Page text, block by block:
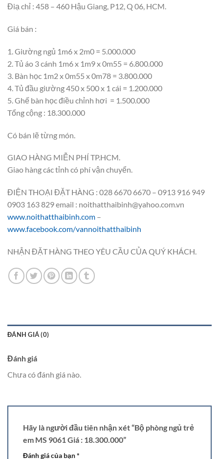
Điạ chỉ : 458 – 460 Hậu Giang, P12, Q 06, HCM.
Giá bán :
1. Giường ngủ 1m6 x 2m0 = 5.000.000
2. Tủ áo 3 cánh 1m6 x 1m9 x 0m55 = 6.800.000
3. Bàn học 1m2 x 0m55 x 0m78 = 3.800.000
4. Tủ đầu giường 450 x 500 x 1 cái = 1.200.000
5. Ghế bàn học điều chỉnh hơi = 1.500.000
Tổng cộng : 18.300.000
Có bán lẽ từng món.
GIAO HÀNG MIỄN PHÍ TP.HCM.
Giao hàng các tỉnh có phí vận chuyển.
ĐIỆN THOẠI ĐẶT HÀNG : 028 6670 6670 – 0913 916 949
0903 163 829 email : noithatthaibinh@yahoo.com.vn
www.noithatthaibinh.com –
www.facebook.com/vannoithatthaibinh
NHẬN ĐẶT HÀNG THEO YÊU CẦU CỦA QUÝ KHÁCH.
ĐÁNH GIÁ (0)
Đánh giá
Chưa có đánh giá nào.
Hãy là người đầu tiên nhận xét “Bộ phòng ngủ trẻ
em MS 9061 Giá : 18.300.000”
Đánh giá của bạn*